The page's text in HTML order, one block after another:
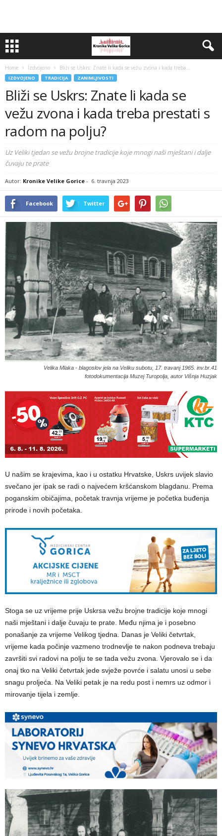
Home Izdvojeno Bliži se Uskrs: Znate li kada se vežu zvona i kada treba...
IZDVOJENO TRADICIJA ZANIMLJIVOSTI
Bliži se Uskrs: Znate li kada se
vežu zvona i kada treba prestati s
radom na polju?
Uz Veliki tjedan se vežu brojne tradicije koje mnogi naši mještani i dalje
čuvaju te prate
Autor: Kronike Velike Gorice - 6. travnja 2023
Facebook Twitter
Velika Mlaka - blagoslov jela na Veliku subotu, 17. travanj 1965. inv.br.41
fotodokumentacija Muzej Turopolja, autor Višnja Huzjak
U našim se krajevima, kao i u ostatku Hrvatske, Uskrs uvijek slavio
svečano jer ipak se radi o najvećem kršćanskom blagdanu. Prema
poganskim običajima, početak travnja vrijeme je početka buđenja
prirode i novih početaka.
Stoga se uz vrijeme prije Uskrsa vežu brojne tradicije koje mnogi
naši mještani i dalje čuvaju te prate. Među njima je i posebno
ponašanje za vrijeme Velikog tjedna. Danas je Veliki četvrtak,
vrijeme kada počinje vazmeno trodnevlje te nakon podneva trebaju
završiti svi radovi na polju te se tada vežu zvona. Vjerovalo se i da
onaj tko na Veliki četvrtak jede svježe povrće i salatu unosi u sebe
snagu proljeća. Na Veliki petak je na redu post i nemrs uz odmor i
mirovanje tijela i zemlje.